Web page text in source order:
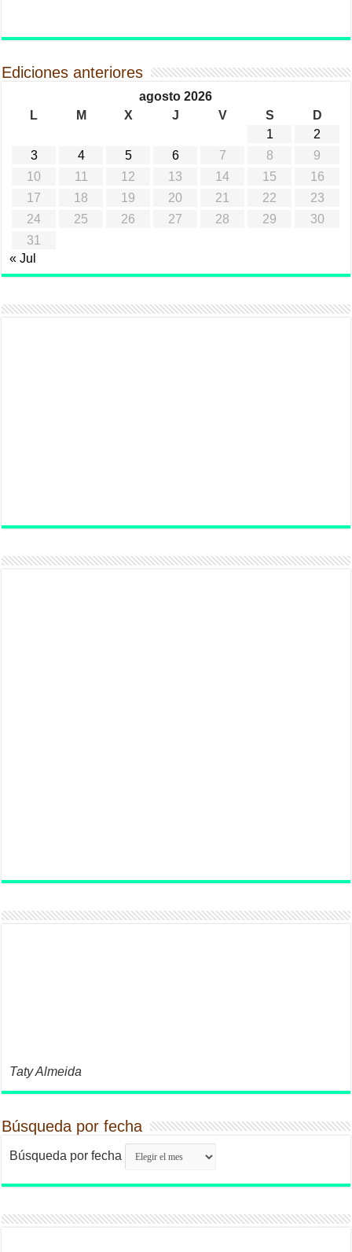
Ediciones anteriores
agosto 2026
L
M X J V S
D
1
2
3
4 5 6 7 8
9
10
11 12 13 14 15
16
17
18 19 20 21 22
23
24
25 26 27 28 29
30
31
« Jul
Taty Almeida
Búsqueda por fecha
Búsqueda por fecha